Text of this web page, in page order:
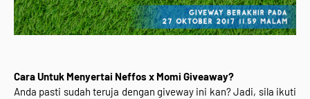
Cara Untuk Menyertai Neffos x Momi Giveaway?
Anda pasti sudah teruja dengan giveway ini kan? Jadi, sila ikuti